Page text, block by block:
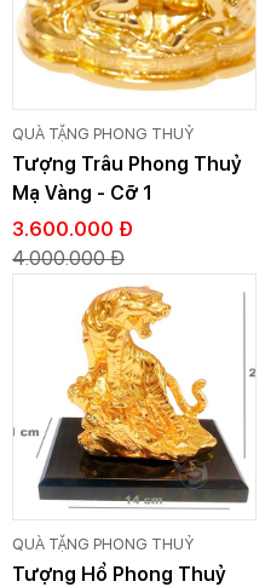
QUÀ TẶNG PHONG THUỶ
Tượng Trâu Phong Thuỷ
Mạ Vàng - Cỡ 1
3.600.000 Đ
4.000.000 Đ
QUÀ TẶNG PHONG THUỶ
Tượng Hổ Phong Thuỷ